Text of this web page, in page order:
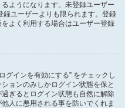
ようになります。未登録ユーザー
録ユーザーよりも限られます。登録
よく利用する場合はユーザー登録
グインを有効にする” をチェックし
ョンのみしかログイン状態を保と
ぎるとログイン状態も自然に解除
人に悪用される事を防いでくれま